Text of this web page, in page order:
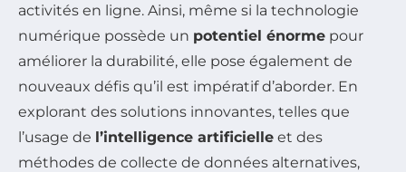
activités en ligne. Ainsi, même si la technologie
numérique possède un potentiel énorme pour
améliorer la durabilité, elle pose également de
nouveaux défis qu’il est impératif d’aborder. En
explorant des solutions innovantes, telles que
l’usage de l’intelligence artificielle et des
méthodes de collecte de données alternatives,